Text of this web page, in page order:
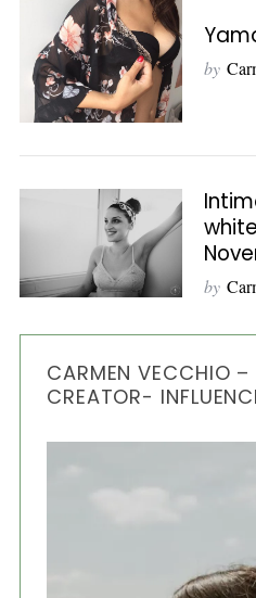
o
r
:
by
by
CARMEN VECCHIO –
CREATOR-